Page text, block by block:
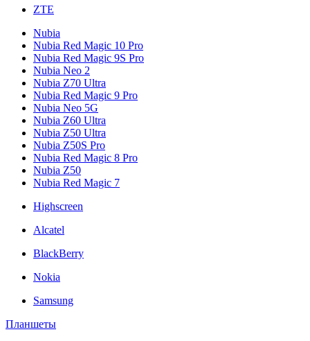
ZTE
Nubia
Nubia Red Magic 10 Pro
Nubia Red Magic 9S Pro
Nubia Neo 2
Nubia Z70 Ultra
Nubia Red Magic 9 Pro
Nubia Neo 5G
Nubia Z60 Ultra
Nubia Z50 Ultra
Nubia Z50S Pro
Nubia Red Magic 8 Pro
Nubia Z50
Nubia Red Magic 7
Highscreen
Alcatel
BlackBerry
Nokia
Samsung
Планшеты